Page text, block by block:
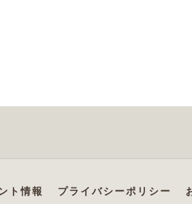
ト情報 プライバシーポリシー